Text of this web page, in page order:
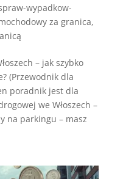
wypadkow-
za granica,
– jak szybko
(Przewodnik dla
poradnik jest dla
we Włoszech –
na parkingu – masz